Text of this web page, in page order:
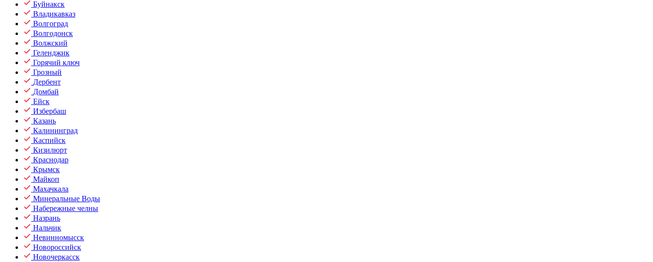
Буйнакск
Владикавказ
Волгоград
Волгодонск
Волжский
Геленджик
Горячий ключ
Грозный
Дербент
Домбай
Ейск
Избербаш
Казань
Калининград
Каспийск
Кизилюрт
Краснодар
Крымск
Майкоп
Махачкала
Минеральные Воды
Набережные челны
Назрань
Нальчик
Невинномысск
Новороссийск
Новочеркасск